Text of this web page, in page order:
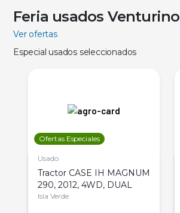
Feria usados Venturino
Ver ofertas
Especial usados seleccionados
Ofertas Especiales
Usado
Tractor CASE IH MAGNUM
290, 2012, 4WD, DUAL
Isla Verde